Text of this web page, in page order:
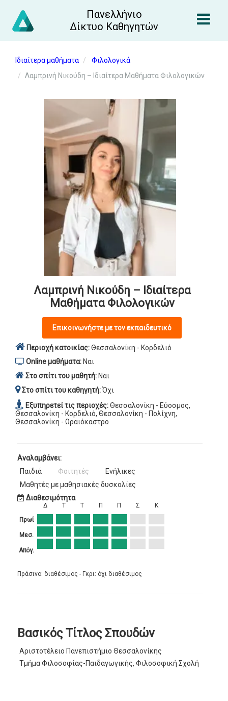
Πανελλήνιο
Δίκτυο Καθηγητών
Ιδιαίτερα μαθήματα
Φιλολογικά
Λαμπρινή Νικούδη – Ιδιαίτερα Μαθήματα Φιλολογικών
Λαμπρινή Νικούδη – Ιδιαίτερα
Μαθήματα Φιλολογικών
Επικοινωνήστε με τον εκπαιδευτικό
Περιοχή κατοικίας:Θεσσαλονίκη - Κορδελιό
Online μαθήματα: Ναι
Στο σπίτι του μαθητή: Ναι
Στο σπίτι του καθηγητή:Όχι
Εξυπηρετεί τις περιοχές:Θεσσαλονίκη - Εύοσμος,
Θεσσαλονίκη - Κορδελιό, Θεσσαλονίκη - Πολίχνη,
Θεσσαλονίκη - Ωραιόκαστρο
Αναλαμβάνει:
Παιδιά
Φοιτητές
Ενήλικες
Μαθητές με μαθησιακές δυσκολίες
Διαθεσιμότητα
Πρωί
Μεσ.
Απόγ.
Δ Τ Τ Π Π Σ Κ
Πράσινο: διαθέσιμος - Γκρι: όχι διαθέσιμος
Βασικός Τίτλος Σπουδών
Αριστοτέλειο Πανεπιστήμιο Θεσσαλονίκης
Τμήμα Φιλοσοφίας-Παιδαγωγικής, Φιλοσοφική Σχολή